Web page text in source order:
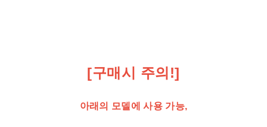
[구매시 주의!]
아래의 모델에 사용 가능,